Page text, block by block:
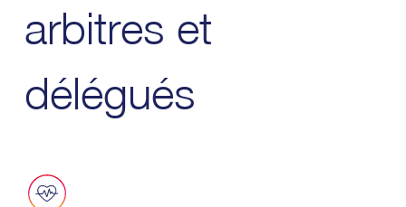
arbitres et
délégués